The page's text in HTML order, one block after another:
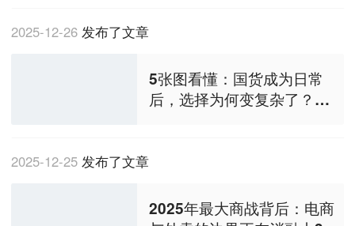
2025-12-26 发布了文章
5张图看懂：国货成为日常
后，选择为何变复杂了？丨3
2025-12-25 发布了文章
2025年最大商战背后：电商